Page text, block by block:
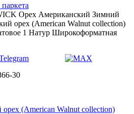
Орех Американский Зимний
орех (American Walnut collection)
1 Натур Широкоформатная
30
(American Walnut collection)